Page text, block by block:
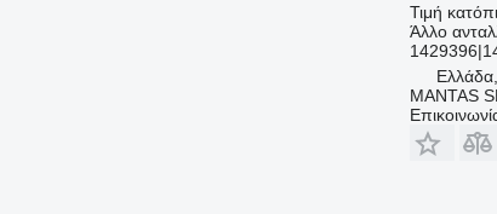
Τιμή
Άλλο
MANTAS